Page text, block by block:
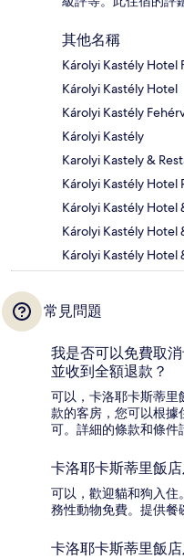
其他名稱
Károlyi Kastély Hotel
Károlyi Kastély Hotel
Károlyi Kastély
Károlyi Kastély
Karolyi Kastely &
Károlyi Kastély Hotel
Károlyi Kastély Hotel
Károlyi Kastély Hotel
Károlyi Kastély Hotel
常見問題
我是否可以免費取
並收到全額退款？
可以，卡洛耶卡斯蒂里
款的客房，您可以根據
可。詳細的條款和條件
卡洛耶卡斯蒂里飯
可以，歡迎貓和狗入住
務性動物免費。提供餐
卡洛耶卡斯蒂里飯